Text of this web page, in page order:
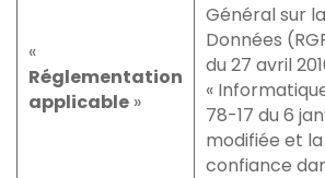
«
Réglementation
applicable »
Général sur
Données
du 27 avril
«
78-17 du 6
modifiée et
confiance